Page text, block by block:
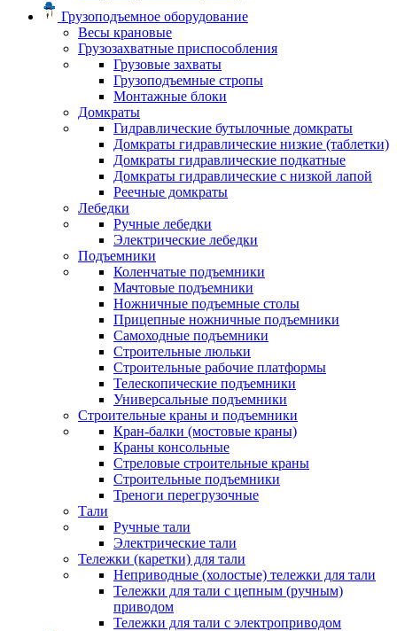
Грузоподъемное оборудование
Весы крановые
Грузозахватные приспособления
Грузовые захваты
Грузоподъемные стропы
Монтажные блоки
Домкраты
Гидравлические бутылочные домкраты
Домкраты гидравлические низкие (таблетки)
Домкраты гидравлические подкатные
Домкраты гидравлические с низкой лапой
Реечные домкраты
Лебедки
Ручные лебедки
Электрические лебедки
Подъемники
Коленчатые подъемники
Мачтовые подъемники
Ножничные подъемные столы
Прицепные ножничные подъемники
Самоходные подъемники
Строительные люльки
Строительные рабочие платформы
Телескопические подъемники
Универсальные подъемники
Строительные краны и подъемники
Кран-балки (мостовые краны)
Краны консольные
Стреловые строительные краны
Строительные подъемники
Треноги перегрузочные
Тали
Ручные тали
Электрические тали
Тележки (каретки) для тали
Неприводные (холостые) тележки для тали
Тележки для тали с цепным (ручным)
приводом
Тележки для тали с электроприводом